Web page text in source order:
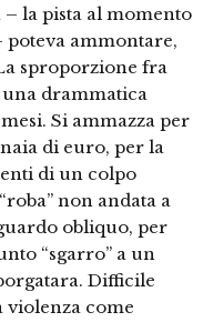
la pista al momento
ammontare,
sproporzione fra
una drammatica
Si ammazza per
di euro, per la
di un colpo
non andata a
obliquo, per
“sgarro” a un
Difficile
violenza come